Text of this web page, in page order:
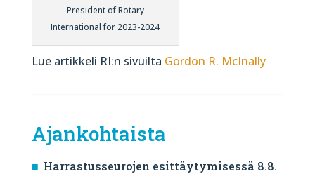
President of Rotary
International for 2023-2024
Lue artikkeli RI:n sivuilta Gordon R. McInally
Ajankohtaista
Harrastusseurojen esittäytymisessä 8.8.